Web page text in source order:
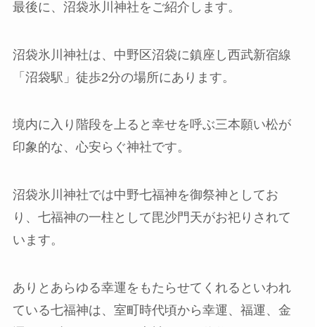
最後に、沼袋氷川神社をご紹介します。
沼袋氷川神社は、中野区沼袋に鎮座し西武新宿線
「沼袋駅」徒歩2分の場所にあります。
境内に入り階段を上ると幸せを呼ぶ三本願い松が
印象的な、心安らぐ神社です。
沼袋氷川神社では中野七福神を御祭神としてお
り、七福神の一柱として毘沙門天がお祀りされて
います。
ありとあらゆる幸運をもたらせてくれるといわれ
ている七福神は、室町時代頃から幸運、福運、金